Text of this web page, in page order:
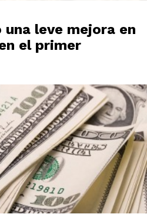
leve mejora en
el primer